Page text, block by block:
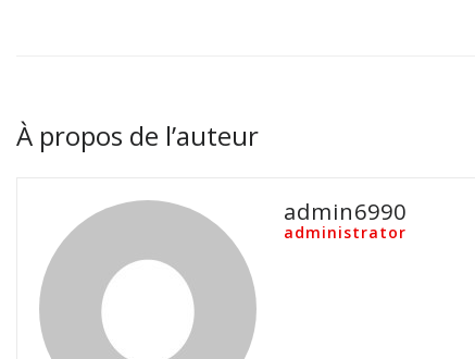
À propos de l’auteur
admin6990
administrator